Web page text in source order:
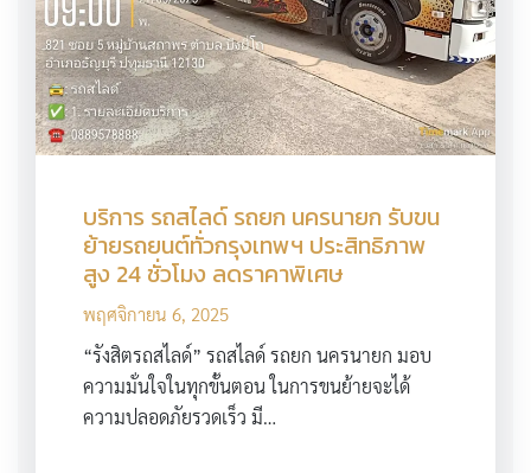
บริการ รถสไลด์ รถยก นครนายก รับขน
ย้ายรถยนต์ทั่วกรุงเทพฯ ประสิทธิภาพ
สูง 24 ชั่วโมง ลดราคาพิเศษ
พฤศจิกายน 6, 2025
“รังสิตรถสไลด์” รถสไลด์ รถยก นครนายก มอบ
ความมั่นใจในทุกขั้นตอน ในการขนย้ายจะได้
ความปลอดภัยรวดเร็ว มี…